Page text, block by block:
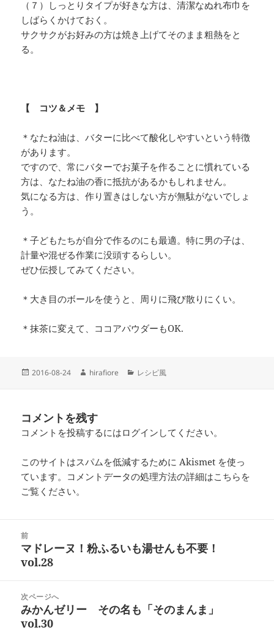
（７）しっとりタイプが好きな方は、清潔なぬれ布巾を
しばらくかけておく。
サクサクがお好みの方は焼き上げてそのまま粗熱をと
る。
【 コツ＆メモ 】
＊なたね油は、バターに比べて酸化しやすいという特徴
があります。
ですので、常にバターでお菓子を作ることに慣れている
方は、なたね油の香に抵抗があるかもしれません。
気になる方は、作り置きはしない方が無駄がないでしょ
う。
＊子どもたちが自分で作るのにも最適。特に男の子は、
計量や混ぜる作業に没頭するらしい。
ぜひ伝授してみてください。
＊大き目のボールを使うと、周りに飛び散りにくい。
＊抹茶に変えて、ココアパウダーもOK.
投
2016-08-24
作
hirafiore
カ
レシピ風
コメントを残す
コメントを投稿するにはログイン してください。
このサイトはスパムを低減するために Akismet を使っ
ています。 コメントデータの処理方法の詳細はこちらを
ご覧ください。
前
前
の
稿:
マドレーヌ！粉ふるいも湯せんも不要！
vol.28
次ページへ
次
の
みかんゼリー その名も「そのまんま」
vol.30